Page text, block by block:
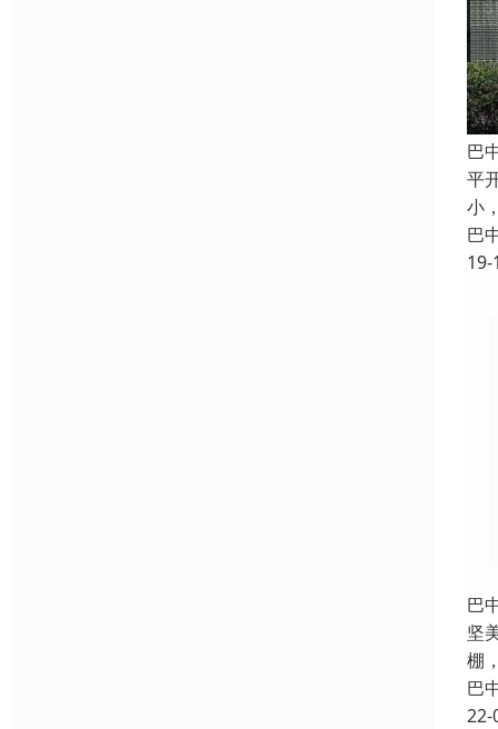
巴
平
小
巴
19-
巴
坚
棚
巴
22-